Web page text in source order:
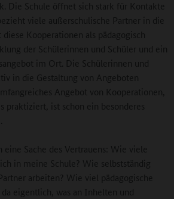
Die Schule öffnet sich stark für Kontakte
viele außerschulische Partner in die
Kooperationen als pädagogisch
der Schülerinnen und Schüler und ein
im Ort. Die Schülerinnen und
in die Gestaltung von Angeboten
Angebot von Kooperationen,
praktiziert, ist schon ein besonderes
eine Sache des Vertrauens: Wie viele
in meine Schule? Wie selbstständig
arbeiten? Wie viel pädagogische
eigentlich, was an Inhelten und